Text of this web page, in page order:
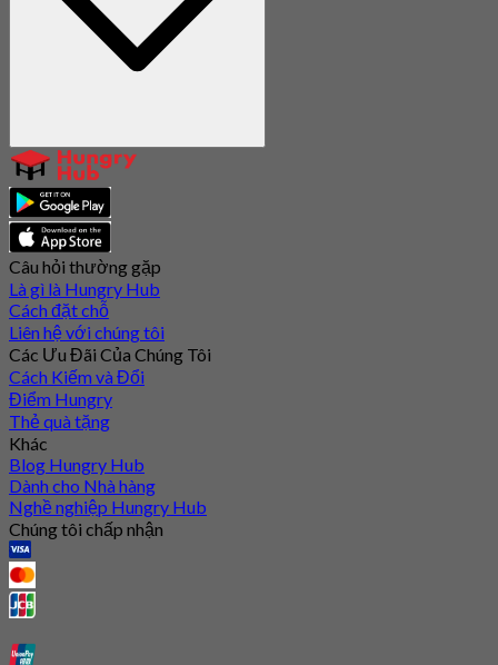
Câu hỏi thường gặp
Là gì là Hungry Hub
Cách đặt chỗ
Liên hệ với chúng tôi
Các Ưu Đãi Của Chúng Tôi
Cách Kiếm và Đổi
Điểm Hungry
Thẻ quà tặng
Khác
Blog Hungry Hub
Dành cho Nhà hàng
Nghề nghiệp Hungry Hub
Chúng tôi chấp nhận